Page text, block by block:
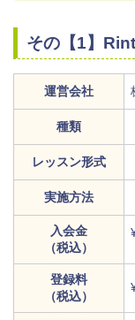
その【1】
運営会社
種類
レッスン形式
実施方法
入会金
（税込）
登録料
（税込）